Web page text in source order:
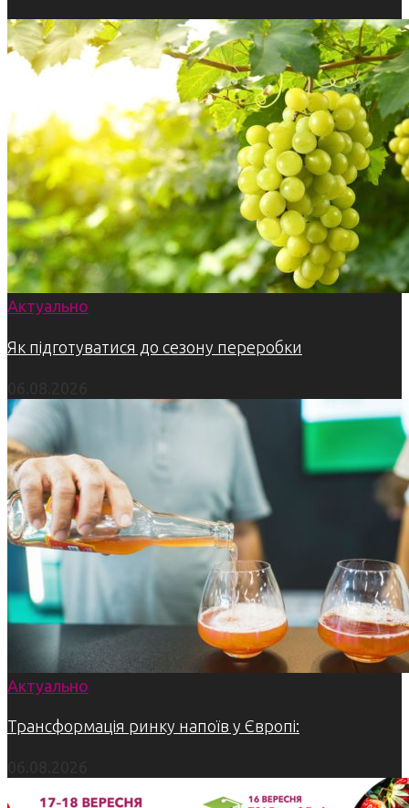
Актуально
Як підготуватися до сезону переробки
Актуально
Трансформація ринку напоїв у Європі: